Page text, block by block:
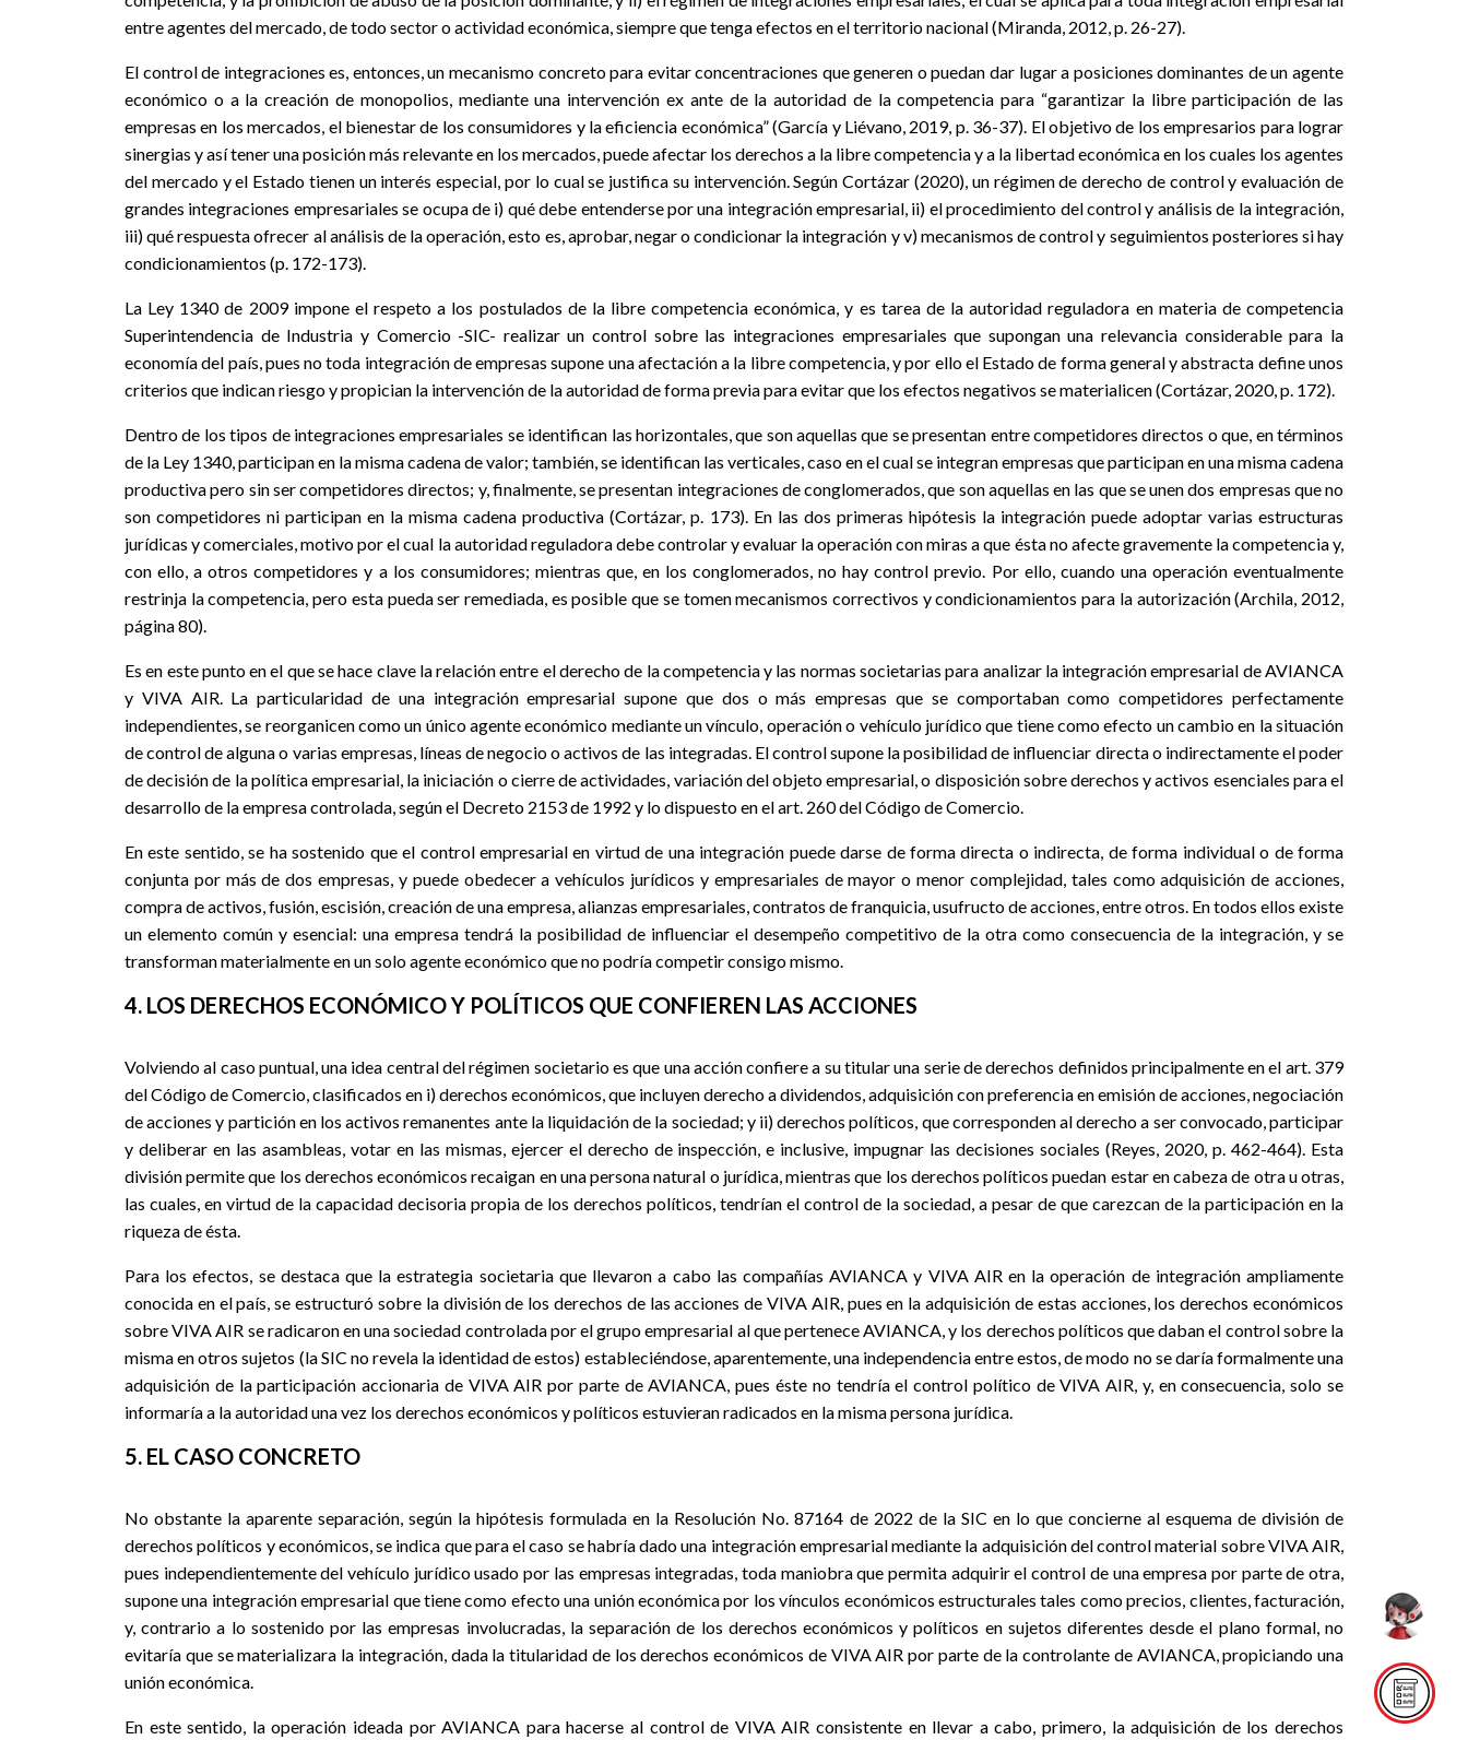
entre agentes del mercado, de todo sector o actividad económica, siempre que tenga efectos en el territorio nacional (Miranda, 2012, p. 26-27).
El control de integraciones es, entonces, un mecanismo concreto para evitar concentraciones que generen o puedan dar lugar a posiciones dominantes de un agente
económico o a la creación de monopolios, mediante una intervención ex ante de la autoridad de la competencia para “garantizar la libre participación de las
empresas en los mercados, el bienestar de los consumidores y la eficiencia económica” (García y Liévano, 2019, p. 36-37). El objetivo de los empresarios para lograr
sinergias y así tener una posición más relevante en los mercados, puede afectar los derechos a la libre competencia y a la libertad económica en los cuales los agentes
del mercado y el Estado tienen un interés especial, por lo cual se justifica su intervención. Según Cortázar (2020), un régimen de derecho de control y evaluación de
grandes integraciones empresariales se ocupa de i) qué debe entenderse por una integración empresarial, ii) el procedimiento del control y análisis de la integración,
iii) qué respuesta ofrecer al análisis de la operación, esto es, aprobar, negar o condicionar la integración y v) mecanismos de control y seguimientos posteriores si hay
condicionamientos (p. 172-173).
La Ley 1340 de 2009 impone el respeto a los postulados de la libre competencia económica, y es tarea de la autoridad reguladora en materia de competencia
Superintendencia de Industria y Comercio -SIC- realizar un control sobre las integraciones empresariales que supongan una relevancia considerable para la
economía del país, pues no toda integración de empresas supone una afectación a la libre competencia, y por ello el Estado de forma general y abstracta define unos
criterios que indican riesgo y propician la intervención de la autoridad de forma previa para evitar que los efectos negativos se materialicen (Cortázar, 2020, p. 172).
Dentro de los tipos de integraciones empresariales se identifican las horizontales, que son aquellas que se presentan entre competidores directos o que, en términos
de la Ley 1340, participan en la misma cadena de valor; también, se identifican las verticales, caso en el cual se integran empresas que participan en una misma cadena
productiva pero sin ser competidores directos; y, finalmente, se presentan integraciones de conglomerados, que son aquellas en las que se unen dos empresas que no
son competidores ni participan en la misma cadena productiva (Cortázar, p. 173). En las dos primeras hipótesis la integración puede adoptar varias estructuras
jurídicas y comerciales, motivo por el cual la autoridad reguladora debe controlar y evaluar la operación con miras a que ésta no afecte gravemente la competencia y,
con ello, a otros competidores y a los consumidores; mientras que, en los conglomerados, no hay control previo. Por ello, cuando una operación eventualmente
restrinja la competencia, pero esta pueda ser remediada, es posible que se tomen mecanismos correctivos y condicionamientos para la autorización (Archila, 2012,
página 80).
Es en este punto en el que se hace clave la relación entre el derecho de la competencia y las normas societarias para analizar la integración empresarial de AVIANCA
y VIVA AIR. La particularidad de una integración empresarial supone que dos o más empresas que se comportaban como competidores perfectamente
independientes, se reorganicen como un único agente económico mediante un vínculo, operación o vehículo jurídico que tiene como efecto un cambio en la situación
de control de alguna o varias empresas, líneas de negocio o activos de las integradas. El control supone la posibilidad de influenciar directa o indirectamente el poder
de decisión de la política empresarial, la iniciación o cierre de actividades, variación del objeto empresarial, o disposición sobre derechos y activos esenciales para el
desarrollo de la empresa controlada, según el Decreto 2153 de 1992 y lo dispuesto en el art. 260 del Código de Comercio.
En este sentido, se ha sostenido que el control empresarial en virtud de una integración puede darse de forma directa o indirecta, de forma individual o de forma
conjunta por más de dos empresas, y puede obedecer a vehículos jurídicos y empresariales de mayor o menor complejidad, tales como adquisición de acciones,
compra de activos, fusión, escisión, creación de una empresa, alianzas empresariales, contratos de franquicia, usufructo de acciones, entre otros. En todos ellos existe
un elemento común y esencial: una empresa tendrá la posibilidad de influenciar el desempeño competitivo de la otra como consecuencia de la integración, y se
transforman materialmente en un solo agente económico que no podría competir consigo mismo.
4. LOS DERECHOS ECONÓMICO Y POLÍTICOS QUE CONFIEREN LAS ACCIONES
Volviendo al caso puntual, una idea central del régimen societario es que una acción confiere a su titular una serie de derechos definidos principalmente en el art. 379
del Código de Comercio, clasificados en i) derechos económicos, que incluyen derecho a dividendos, adquisición con preferencia en emisión de acciones, negociación
de acciones y partición en los activos remanentes ante la liquidación de la sociedad; y ii) derechos políticos, que corresponden al derecho a ser convocado, participar
y deliberar en las asambleas, votar en las mismas, ejercer el derecho de inspección, e inclusive, impugnar las decisiones sociales (Reyes, 2020, p. 462-464). Esta
división permite que los derechos económicos recaigan en una persona natural o jurídica, mientras que los derechos políticos puedan estar en cabeza de otra u otras,
las cuales, en virtud de la capacidad decisoria propia de los derechos políticos, tendrían el control de la sociedad, a pesar de que carezcan de la participación en la
riqueza de ésta.
Para los efectos, se destaca que la estrategia societaria que llevaron a cabo las compañías AVIANCA y VIVA AIR en la operación de integración ampliamente
conocida en el país, se estructuró sobre la división de los derechos de las acciones de VIVA AIR, pues en la adquisición de estas acciones, los derechos económicos
sobre VIVA AIR se radicaron en una sociedad controlada por el grupo empresarial al que pertenece AVIANCA, y los derechos políticos que daban el control sobre la
misma en otros sujetos (la SIC no revela la identidad de estos) estableciéndose, aparentemente, una independencia entre estos, de modo no se daría formalmente una
adquisición de la participación accionaria de VIVA AIR por parte de AVIANCA, pues éste no tendría el control político de VIVA AIR, y, en consecuencia, solo se
informaría a la autoridad una vez los derechos económicos y políticos estuvieran radicados en la misma persona jurídica.
5. EL CASO CONCRETO
No obstante la aparente separación, según la hipótesis formulada en la Resolución No. 87164 de 2022 de la SIC en lo que concierne al esquema de división de
derechos políticos y económicos, se indica que para el caso se habría dado una integración empresarial mediante la adquisición del control material sobre VIVA AIR,
pues independientemente del vehículo jurídico usado por las empresas integradas, toda maniobra que permita adquirir el control de una empresa por parte de otra,
supone una integración empresarial que tiene como efecto una unión económica por los vínculos económicos estructurales tales como precios, clientes, facturación,
y, contrario a lo sostenido por las empresas involucradas, la separación de los derechos económicos y políticos en sujetos diferentes desde el plano formal, no
evitaría que se materializara la integración, dada la titularidad de los derechos económicos de VIVA AIR por parte de la controlante de AVIANCA, propiciando una
unión económica.
En este sentido, la operación ideada por AVIANCA para hacerse al control de VIVA AIR consistente en llevar a cabo, primero, la adquisición de los derechos